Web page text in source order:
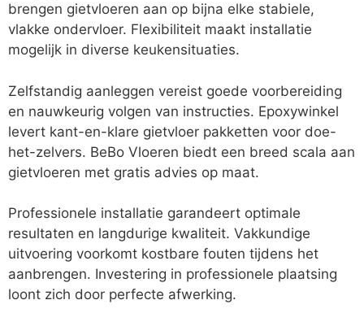
brengen gietvloeren aan op bijna elke stabiele,
vlakke ondervloer. Flexibiliteit maakt installatie
mogelijk in diverse keukensituaties.
Zelfstandig aanleggen vereist goede voorbereiding
en nauwkeurig volgen van instructies. Epoxywinkel
levert kant-en-klare gietvloer pakketten voor doe-
het-zelvers. BeBo Vloeren biedt een breed scala aan
gietvloeren met gratis advies op maat.
Professionele installatie garandeert optimale
resultaten en langdurige kwaliteit. Vakkundige
uitvoering voorkomt kostbare fouten tijdens het
aanbrengen. Investering in professionele plaatsing
loont zich door perfecte afwerking.